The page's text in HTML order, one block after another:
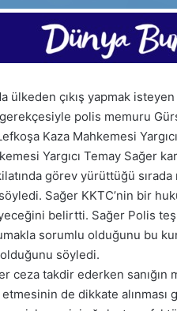
ülkeden çıkış yapmak
gerekçesiyle polis memuru
Kaza Mahkemesi
Yargıcı Temay Sağer
görev yürüttüğü
Sağer KKTC’nin bir
belirtti. Sağer Polis
sorumlu olduğunu bu
söyledi.
ceza takdir ederken
de dikkate alınması
1
Aralık
Pazartesi